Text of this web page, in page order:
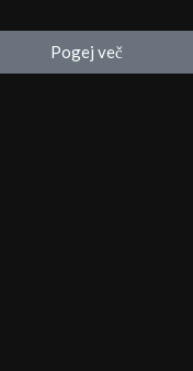
od
30,00 €
Pogej več